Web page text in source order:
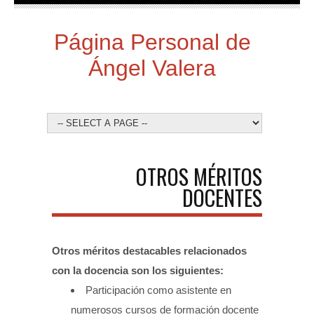
Página Personal de
Ángel Valera
OTROS MÉRITOS
DOCENTES
Otros méritos destacables relacionados
con la docencia son los siguientes:
Participación como asistente en
numerosos cursos de formación docente